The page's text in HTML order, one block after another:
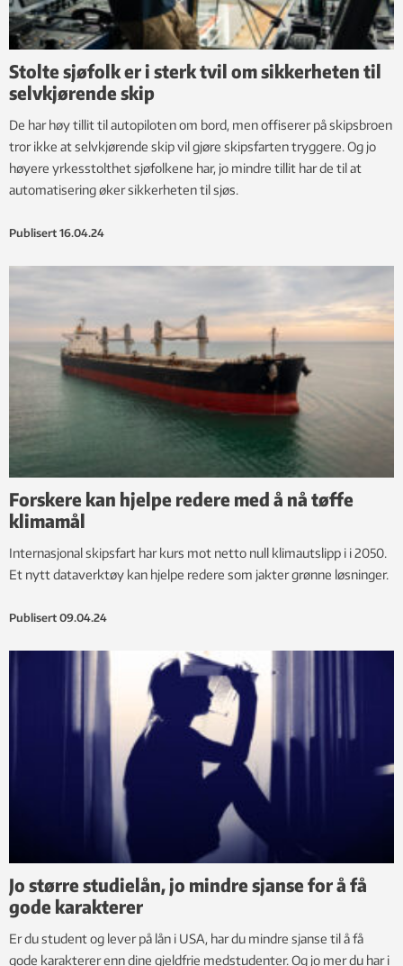
Stolte sjøfolk er i sterk tvil om sikkerheten til
selvkjørende skip
De har høy tillit til autopiloten om bord, men offiserer på skipsbroen
tror ikke at selvkjørende skip vil gjøre skipsfarten tryggere. Og jo
høyere yrkesstolthet sjøfolkene har, jo mindre tillit har de til at
automatisering øker sikkerheten til sjøs.
Publisert 16.04.24
Forskere kan hjelpe redere med å nå tøffe
klimamål
Internasjonal skipsfart har kurs mot netto null klimautslipp i i 2050.
Et nytt dataverktøy kan hjelpe redere som jakter grønne løsninger.
Publisert 09.04.24
Jo større studielån, jo mindre sjanse for å få
gode karakterer
Er du student og lever på lån i USA, har du mindre sjanse til å få
gode karakterer enn dine gjeldfrie medstudenter. Og jo mer du har i